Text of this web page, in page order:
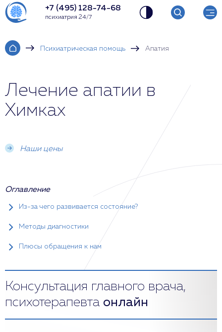
+7 (495) 128-74-68
психиатрия 24/7
Психиатрическая помощь Апатия
Лечение апатии в
Химках
Наши цены
Оглавление
Из-за чего развивается состояние?
Методы диагностики
Плюсы обращения к нам
Консультация главного врача,
психотерапевта онлайн